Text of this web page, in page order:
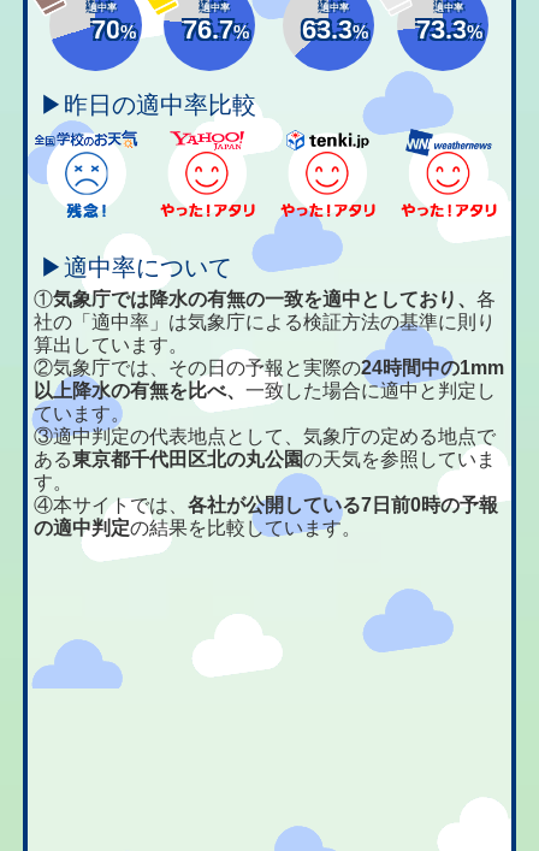
適中率
70%
適中率
76.7%
適中率
63.3%
適中率
73.3%
▶昨日の適中率比較
▶適中率について
①気象庁では降水の有無の一致を適中としており、各
社の「適中率」は気象庁による検証方法の基準に則り
算出しています。
②気象庁では、その日の予報と実際の24時間中の1mm
以上降水の有無を比べ、一致した場合に適中と判定し
ています。
③適中判定の代表地点として、気象庁の定める地点で
ある東京都千代田区北の丸公園の天気を参照していま
す。
④本サイトでは、各社が公開している7日前0時の予報
の適中判定の結果を比較しています。